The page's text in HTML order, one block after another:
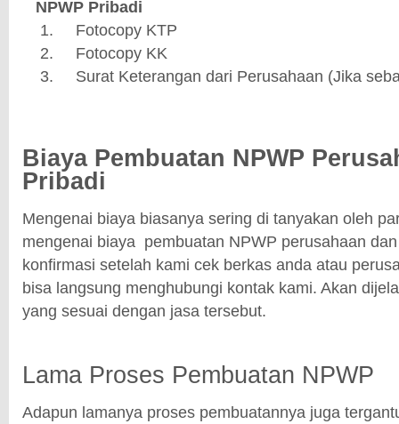
NPWP Pribadi
Fotocopy KTP
Fotocopy KK
Surat Keterangan dari Perusahaan (Jika
Biaya Pembuatan NPWP
Pribadi
Mengenai biaya biasanya sering di tanyakan oleh
mengenai biaya pembuatan NPWP perusahaan
konfirmasi setelah kami cek berkas anda atau
bisa langsung menghubungi kontak kami. Akan
yang sesuai dengan jasa tersebut.
Lama Proses Pembuatan NPWP
Adapun lamanya proses pembuatannya juga